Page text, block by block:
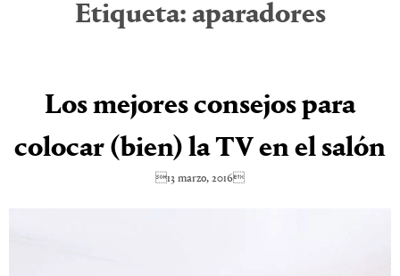
Etiqueta: aparadores
Los mejores consejos para
colocar (bien) la TV en el salón
13 marzo, 2016